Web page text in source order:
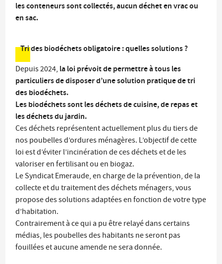
les conteneurs sont collectés, aucun déchet en vrac ou
en sac.
Tri des biodéchets obligatoire : quelles solutions ?
Depuis 2024, la loi prévoit de permettre à tous les
particuliers de disposer d’une solution pratique de tri
des biodéchets.
Les biodéchets sont les déchets de cuisine, de repas et
les déchets du jardin.
Ces déchets représentent actuellement plus du tiers de
nos poubelles d’ordures ménagères. L’objectif de cette
loi est d’éviter l’incinération de ces déchets et de les
valoriser en fertilisant ou en biogaz.
Le Syndicat Emeraude, en charge de la prévention, de la
collecte et du traitement des déchets ménagers, vous
propose des solutions adaptées en fonction de votre type
d’habitation.
Contrairement à ce qui a pu être relayé dans certains
médias, les poubelles des habitants ne seront pas
fouillées et aucune amende ne sera donnée.